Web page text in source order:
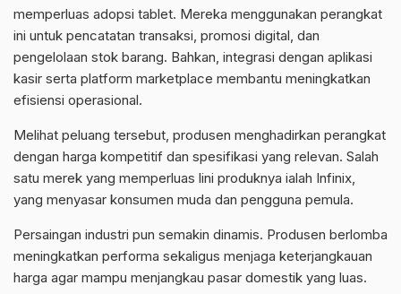
memperluas adopsi tablet. Mereka menggunakan perangkat
ini untuk pencatatan transaksi, promosi digital, dan
pengelolaan stok barang. Bahkan, integrasi dengan aplikasi
kasir serta platform marketplace membantu meningkatkan
efisiensi operasional.
Melihat peluang tersebut, produsen menghadirkan perangkat
dengan harga kompetitif dan spesifikasi yang relevan. Salah
satu merek yang memperluas lini produknya ialah Infinix,
yang menyasar konsumen muda dan pengguna pemula.
Persaingan industri pun semakin dinamis. Produsen berlomba
meningkatkan performa sekaligus menjaga keterjangkauan
harga agar mampu menjangkau pasar domestik yang luas.